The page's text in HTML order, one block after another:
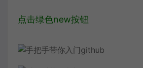
点击绿色new按钮